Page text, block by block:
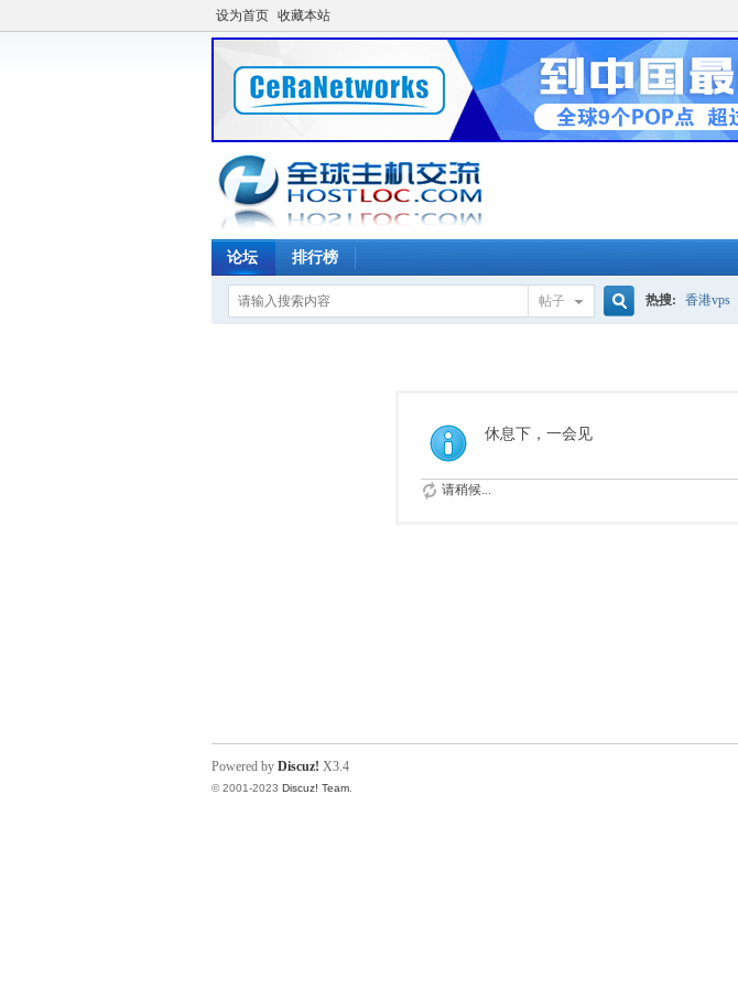
设为首页 收藏本站
论坛 排行榜
帖子 热搜: 香港vps
休息下，一会见
请稍候...
Powered by Discuz! X3.4
© 2001-2023 Discuz! Team